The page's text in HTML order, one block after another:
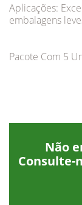
Aplicações:
embalagens
Pacote Com 5
Não
Consulte-